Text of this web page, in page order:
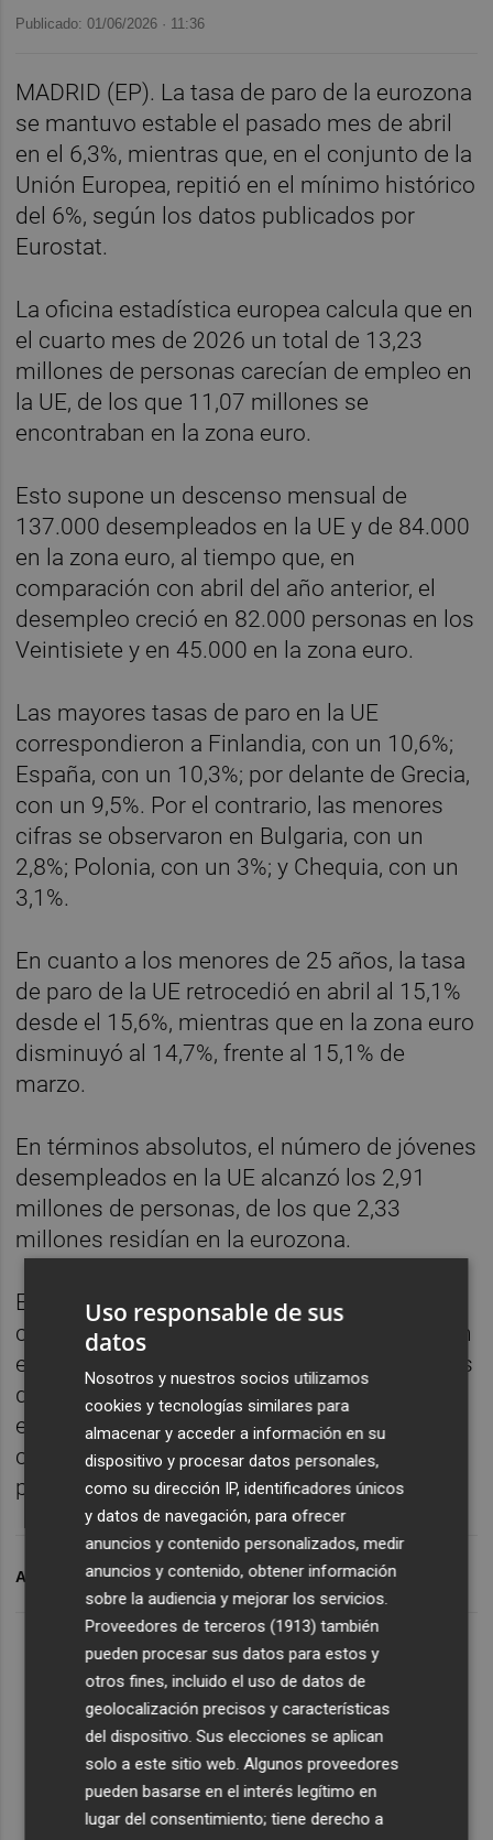
Publicado: 01/06/2026 · 11:36
MADRID (EP). La tasa de paro de la eurozona
se mantuvo estable el pasado mes de abril
en el 6,3%, mientras que, en el conjunto de la
Unión Europea, repitió en el mínimo histórico
del 6%, según los datos publicados por
Eurostat.
La oficina estadística europea calcula que en
el cuarto mes de 2026 un total de 13,23
millones de personas carecían de empleo en
la UE, de los que 11,07 millones se
encontraban en la zona euro.
Esto supone un descenso mensual de
137.000 desempleados en la UE y de 84.000
en la zona euro, al tiempo que, en
comparación con abril del año anterior, el
desempleo creció en 82.000 personas en los
Veintisiete y en 45.000 en la zona euro.
Las mayores tasas de paro en la UE
correspondieron a Finlandia, con un 10,6%;
España, con un 10,3%; por delante de Grecia,
con un 9,5%. Por el contrario, las menores
cifras se observaron en Bulgaria, con un
2,8%; Polonia, con un 3%; y Chequia, con un
3,1%.
En cuanto a los menores de 25 años, la tasa
de paro de la UE retrocedió en abril al 15,1%
desde el 15,6%, mientras que en la zona euro
disminuyó al 14,7%, frente al 15,1% de
marzo.
En términos absolutos, el número de jóvenes
desempleados en la UE alcanzó los 2,91
millones de personas, de los que 2,33
millones residían en la eurozona.
En el caso de España, en abril de 2026 se
contabilizaron 2,58 millones de personas sin
empleo, de las cuales 447.000 eran menores
de 25 años. Así, el paro juvenil fue del 23,7%,
el segundo más elevado del bloque
comunitario por detrás de Suecia (24,4%) y
por delante de Finlandia (22,2%).
ARCHIVADO EN TASA DE PARO EUROZONA
Uso responsable de sus
datos
Nosotros y nuestros socios utilizamos
cookies y tecnologías similares para
almacenar y acceder a información en su
dispositivo y procesar datos personales,
como su dirección IP, identificadores únicos
y datos de navegación, para ofrecer
anuncios y contenido personalizados, medir
anuncios y contenido, obtener información
sobre la audiencia y mejorar los servicios.
Proveedores de terceros (1913) también
pueden procesar sus datos para estos y
otros fines, incluido el uso de datos de
geolocalización precisos y características
del dispositivo. Sus elecciones se aplican
solo a este sitio web. Algunos proveedores
pueden basarse en el interés legítimo en
lugar del consentimiento; tiene derecho a